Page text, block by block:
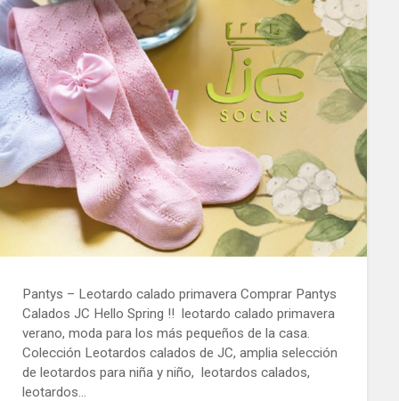
Pantys – Leotardo calado primavera Comprar Pantys
Calados JC Hello Spring !! leotardo calado primavera
verano, moda para los más pequeños de la casa.
Colección Leotardos calados de JC, amplia selección
de leotardos para niña y niño, leotardos calados,
leotardos…